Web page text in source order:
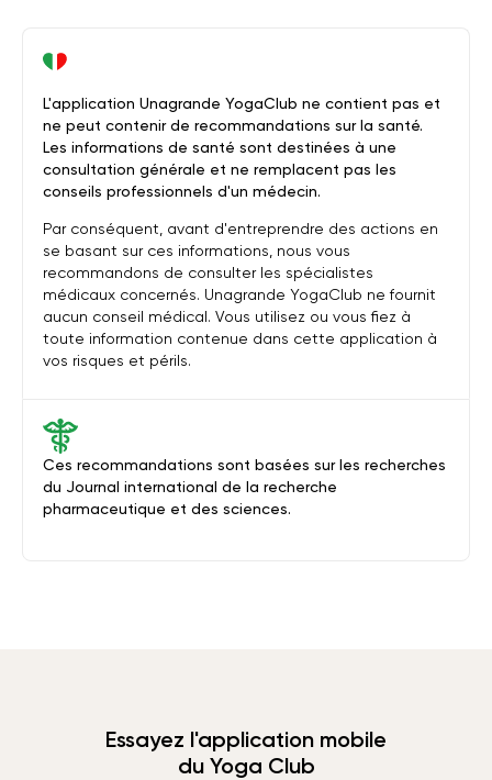
Ces recommandations sont basées sur les recherches
du Journal international de la recherche
pharmaceutique et des sciences.
L'application Unagrande YogaClub ne contient pas et
ne peut contenir de recommandations sur la santé.
Les informations de santé sont destinées à une
consultation générale et ne remplacent pas les
conseils professionnels d'un médecin.
Par conséquent, avant d'entreprendre des actions en
se basant sur ces informations, nous vous
recommandons de consulter les spécialistes
médicaux concernés. Unagrande YogaClub ne fournit
aucun conseil médical. Vous utilisez ou vous fiez à
toute information contenue dans cette application à
vos risques et périls.
Essayez l'application mobile
du Yoga Club